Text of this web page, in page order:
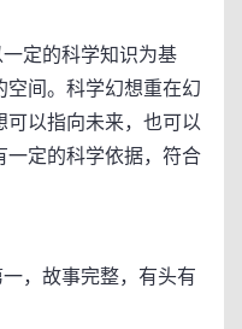
定的科学知识为基
空间。科学幻想重在幻
以指向未来，也可以
一定的科学依据，符合
，故事完整，有头有